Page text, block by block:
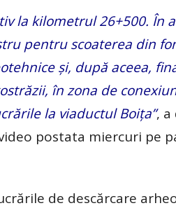
la kilometrul 26+500. În
pentru scoaterea din
și, după aceea,
în zona de
la viaductul Boița”, a
postata miercuri pe
de descărcare